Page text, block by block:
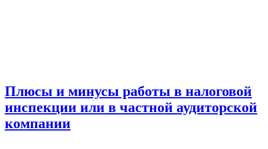
Плюсы и минусы работы в налоговой
инспекции или в частной аудиторской
компании